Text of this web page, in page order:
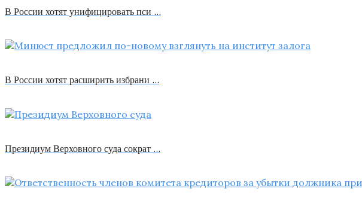
В России хотят унифицировать пси …
В России хотят расширить избрани …
Президиум Верховного суда сократ …